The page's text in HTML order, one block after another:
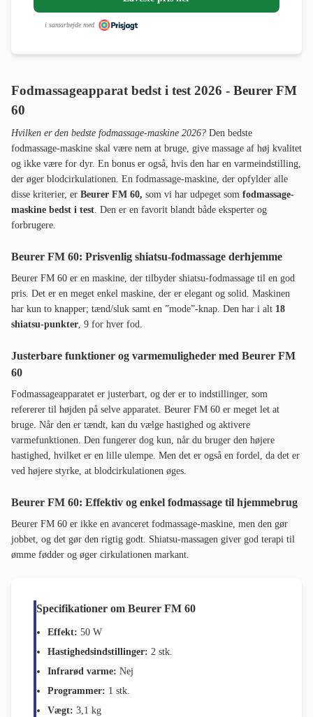
i samarbejde med
Fodmassageapparat bedst i test 2026 - Beurer FM
60
Hvilken er den bedste fodmassage-maskine 2026? Den bedste
fodmassage-maskine skal være nem at bruge, give massage af høj kvalitet
og ikke være for dyr. En bonus er også, hvis den har en varmeindstilling,
der øger blodcirkulationen. En fodmassage-maskine, der opfylder alle
disse kriterier, er Beurer FM 60, som vi har udpeget som fodmassage-
maskine bedst i test . Den er en favorit blandt både eksperter og
forbrugere.
Beurer FM 60: Prisvenlig shiatsu-fodmassage derhjemme
Beurer FM 60 er en maskine, der tilbyder shiatsu-fodmassage til en god
pris. Det er en meget enkel maskine, der er elegant og solid. Maskinen
har kun to knapper; tænd/sluk samt en ”mode”-knap. Den har i alt 18
shiatsu-punkter , 9 for hver fod.
Justerbare funktioner og varmemuligheder med Beurer FM
60
Fodmassageapparatet er justerbart, og der er to indstillinger, som
refererer til højden på selve apparatet. Beurer FM 60 er meget let at
bruge. Når den er tændt, kan du vælge hastighed og aktivere
varmefunktionen. Den fungerer dog kun, når du bruger den højere
hastighed, hvilket er en lille ulempe. Men det er også en fordel, da det er
ved højere styrke, at blodcirkulationen øges.
Beurer FM 60: Effektiv og enkel fodmassage til hjemmebrug
Beurer FM 60 er ikke en avanceret fodmassage-maskine, men den gør
jobbet, og det gør den rigtig godt. Shiatsu-massagen giver god terapi til
ømme fødder og øger cirkulationen markant.
Specifikationer om Beurer FM 60
Effekt: 50 W
Hastighedsindstillinger: 2 stk.
Infrarød varme: Nej
Programmer: 1 stk.
Vægt: 3,1 kg